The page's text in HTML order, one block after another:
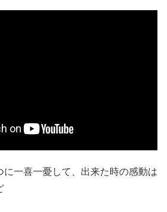
に一喜一憂して、出来た時の感動は